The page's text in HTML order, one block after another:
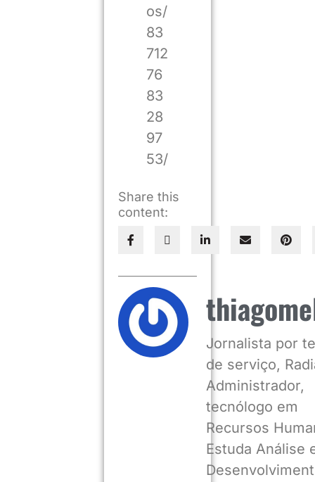
os/
83
712
76
83
28
97
53/
Share this
content:
Jornalista por
de serviço,
Administrador,
tecnólogo em
Recursos
Estuda Análise